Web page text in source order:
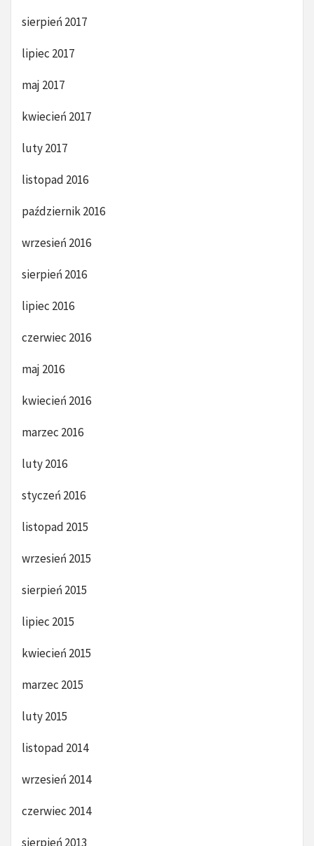
sierpień 2017
lipiec 2017
maj 2017
kwiecień 2017
luty 2017
listopad 2016
październik 2016
wrzesień 2016
sierpień 2016
lipiec 2016
czerwiec 2016
maj 2016
kwiecień 2016
marzec 2016
luty 2016
styczeń 2016
listopad 2015
wrzesień 2015
sierpień 2015
lipiec 2015
kwiecień 2015
marzec 2015
luty 2015
listopad 2014
wrzesień 2014
czerwiec 2014
sierpień 2013